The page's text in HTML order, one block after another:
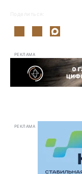
Поделиться:
РЕКЛАМА
РЕКЛАМА